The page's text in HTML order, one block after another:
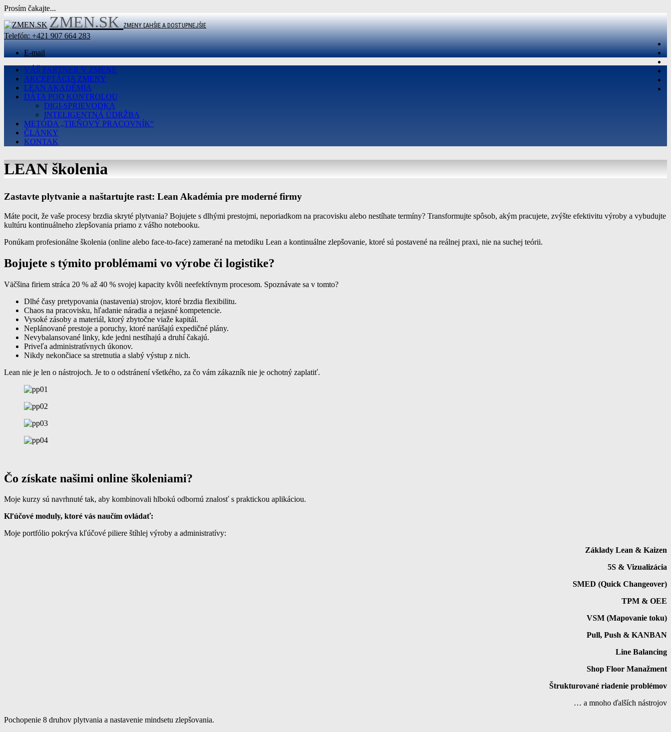
Prosím čakajte...
Prejsť
na
obsah
ZMEN.SKZMENY ĽAHŠIE A DOSTUPNEJŠIE
Telefón:+421 907 664 283
E-mail
VÁŠ PARTNER V ZMENE
AKCEPTÁCIA ZMENY
LEAN AKADÉMIA
DÁTA POD KONTROLOU
DIGI-SPRIEVODKA
INTELIGENTNÁ ÚDRŽBA
METÓDA „TIEŇOVÝ PRACOVNÍK“
ČLÁNKY
KONTAK
LEAN školenia
Zastavte plytvanie a naštartujte rast: Lean Akadémia pre moderné firmy
Máte pocit, že vaše procesy brzdia skryté plytvania? Bojujete s dlhými prestojmi, neporiadkom na pracovisku alebo nestíhate termíny? Transformujte spôsob, akým pracujete, zvýšte efektivitu výroby a vybudujte
kultúru kontinuálneho zlepšovania priamo z vášho notebooku.
Ponúkam profesionálne školenia (online alebo face-to-face) zamerané na metodiku Lean a kontinuálne zlepšovanie, ktoré sú postavené na reálnej praxi, nie na suchej teórii.
Bojujete s týmito problémami vo výrobe či logistike?
Väčšina firiem stráca 20 % až 40 % svojej kapacity kvôli neefektívnym procesom. Spoznávate sa v tomto?
Dlhé časy pretypovania (nastavenia) strojov, ktoré brzdia flexibilitu.
Chaos na pracovisku, hľadanie náradia a nejasné kompetencie.
Vysoké zásoby a materiál, ktorý zbytočne viaže kapitál.
Neplánované prestoje a poruchy, ktoré narúšajú expedičné plány.
Nevybalansované linky, kde jedni nestíhajú a druhí čakajú.
Priveľa administratívnych úkonov.
Nikdy nekončiace sa stretnutia a slabý výstup z nich.
Lean nie je len o nástrojoch. Je to o odstránení všetkého, za čo vám zákazník nie je ochotný zaplatiť.
Čo získate našimi online školeniami?
Moje kurzy sú navrhnuté tak, aby kombinovali hlbokú odbornú znalosť s praktickou aplikáciou.
Kľúčové moduly, ktoré vás naučím ovládať:
Moje portfólio pokrýva kľúčové piliere štíhlej výroby a administratívy:
Základy Lean & Kaizen
5S & Vizualizácia
SMED (Quick Changeover)
TPM & OEE
VSM (Mapovanie toku)
Pull, Push & KANBAN
Line Balancing
Shop Floor Manažment
Štrukturované riadenie problémov
… a mnoho ďalších nástrojov
Pochopenie 8 druhov plytvania a nastavenie mindsetu zlepšovania.